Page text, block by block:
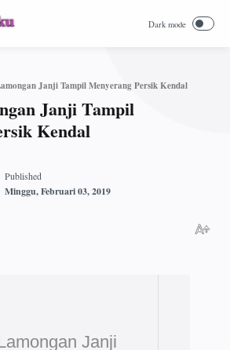
Janji Tampil Menyerang Persik Kendal
Janji Tampil
Kendal
Janji